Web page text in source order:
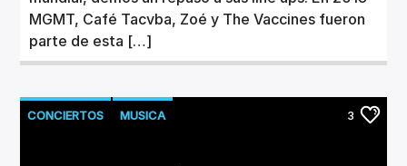
MGMT, Café Tacvba, Zoé y The Vaccines fueron
parte de esta […]
CONCIERTOS MUSICA 3